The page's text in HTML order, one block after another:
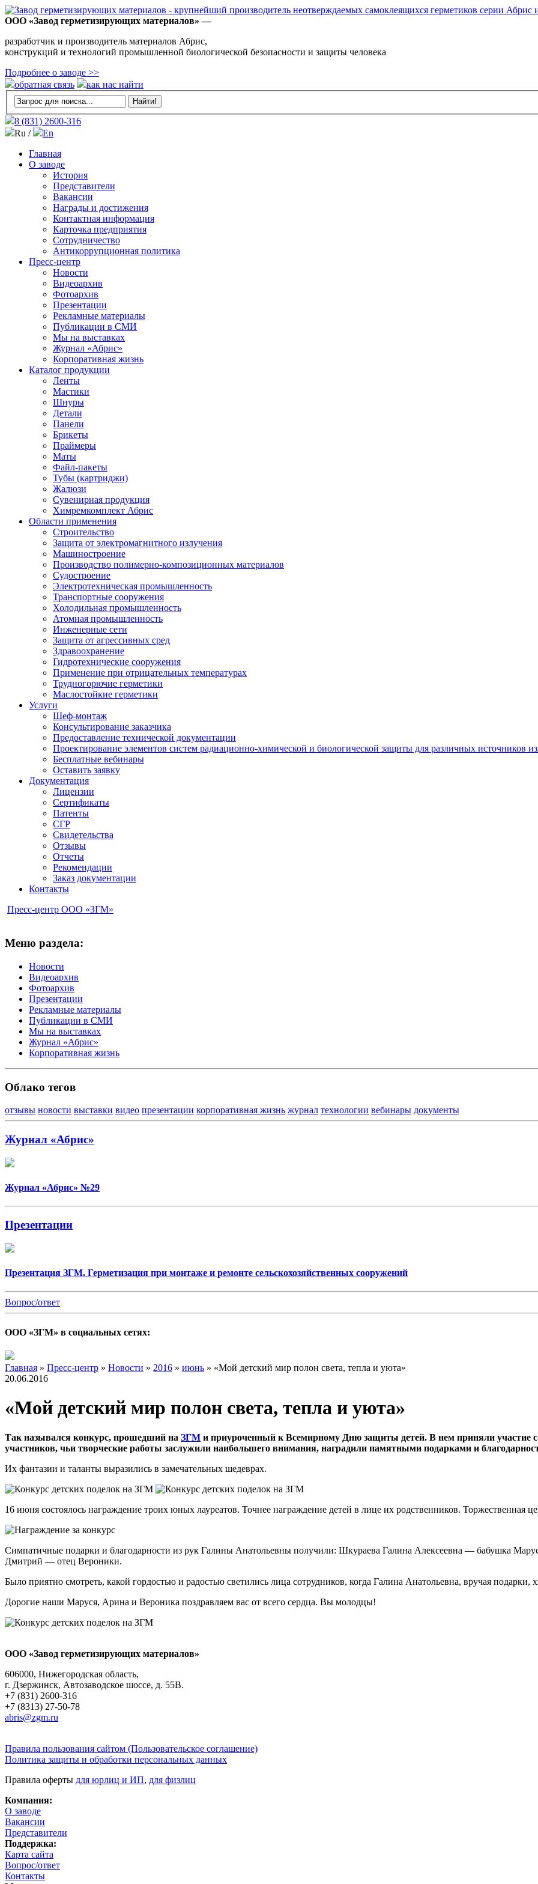
ООО «Завод герметизирующих материалов» —
разработчик и производитель материалов Абрис,
конструкций и технологий промышленной биологической безопасности и защиты человека
Подробнее о заводе >>
обратная связь
как нас найти
8 (831) 2600-316
Ru /
En
Главная
О заводе
История
Представители
Вакансии
Награды и достижения
Контактная информация
Карточка предприятия
Сотрудничество
Антикоррупционная политика
Пресс-центр
Новости
Видеоархив
Фотоархив
Презентации
Рекламные материалы
Публикации в СМИ
Мы на выставках
Журнал «Абрис»
Корпоративная жизнь
Каталог продукции
Ленты
Мастики
Шнуры
Детали
Панели
Брикеты
Праймеры
Маты
Файл-пакеты
Тубы (картриджи)
Жалюзи
Сувенирная продукция
Химремкомплект Абрис
Области применения
Строительство
Защита от электромагнитного излучения
Машиностроение
Производство полимерно-композиционных материалов
Судостроение
Электротехническая промышленность
Транспортные сооружения
Холодильная промышленность
Атомная промышленность
Инженерные сети
Защита от агрессивных сред
Здравоохранение
Гидротехнические сооружения
Применение при отрицательных температурах
Трудногорючие герметики
Маслостойкие герметики
Услуги
Шеф-монтаж
Консультирование заказчика
Предоставление технической документации
Проектирование элементов систем радиационно-химической и биологической защиты для различных источников
Бесплатные вебинары
Оставить заявку
Документация
Лицензии
Сертификаты
Патенты
СГР
Свидетельства
Отзывы
Отчеты
Рекомендации
Заказ документации
Контакты
Пресс-центр ООО «ЗГМ»
Меню раздела:
Новости
Видеоархив
Фотоархив
Презентации
Рекламные материалы
Публикации в СМИ
Мы на выставках
Журнал «Абрис»
Корпоративная жизнь
Облако тегов
отзывы новости выставки видео презентации корпоративная жизнь журнал технологии вебинары документы
Журнал «Абрис»
Журнал «Абрис» №29
Презентации
Презентация ЗГМ. Герметизация при монтаже и ремонте сельскохозяйственных сооружений
Вопрос/ответ
ООО «ЗГМ» в социальных сетях:
Главная » Пресс-центр » Новости » 2016 » июнь » «Мой детский мир полон света, тепла и уюта»
20.06.2016
«Мой детский мир полон света, тепла и уюта»
Так назывался конкурс, прошедший на ЗГМ и приуроченный к Всемирному Дню защиты детей. В нем приняли участие
участников, чьи творческие работы заслужили наибольшего внимания, наградили памятными подарками и
Их фантазии и таланты выразились в замечательных шедеврах.
16 июня состоялось награждение троих юных лауреатов. Точнее награждение детей в лице их родственников. Торжественная
Симпатичные подарки и благодарности из рук Галины Анатольевны получили: Шкураева Галина Алексеевна — бабушка
Дмитрий — отец Вероники.
Было приятно смотреть, какой гордостью и радостью светились лица сотрудников, когда Галина Анатольевна, вручая подарки,
Дорогие наши Маруся, Арина и Вероника поздравляем вас от всего сердца. Вы молодцы!
ООО «Завод герметизирующих материалов»
606000, Нижегородская область,
г. Дзержинск, Автозаводское шоссе, д. 55В.
+7 (831) 2600-316
+7 (8313) 27-50-78
abris@zgm.ru
Правила пользования сайтом (Пользовательское соглашение)
Политика защиты и обработки персональных данных
Правила оферты для юрлиц и ИП, для физлиц
Компания:
О заводе
Вакансии
Представители
Поддержка:
Карта сайта
Вопрос/ответ
Контакты